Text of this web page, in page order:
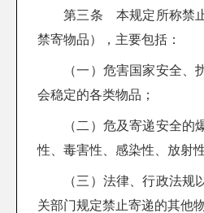
第三条 本规定所称禁
禁寄物品），主要包括：
（一）危害国家安全、
会稳定的各类物品；
（二）危及寄递安全的
性、毒害性、感染性、放射
（三）法律、行政法规
关部门规定禁止寄递的其他物